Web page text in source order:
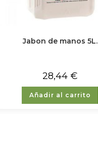
Jabon de manos 5L.
28,44 €
Añadir al carrito